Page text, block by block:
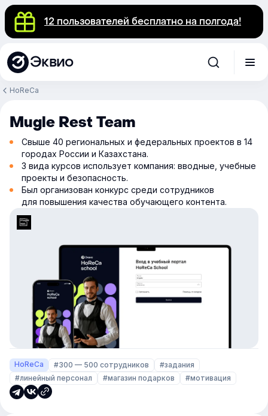
12 пользователей бесплатно на полгода!
Эквио
HoReCa
Mugle Rest Team
Свыше 40 региональных и федеральных проектов в 14
городах России и Казахстана.
3 вида курсов использует компания: вводные, учебные
проекты и безопасность.
Был организован конкурс среди сотрудников
для повышения качества обучающего контента.
HoReCa #300 — 500 сотрудников
#задания
#линейный персонал
#магазин подарков #мотивация